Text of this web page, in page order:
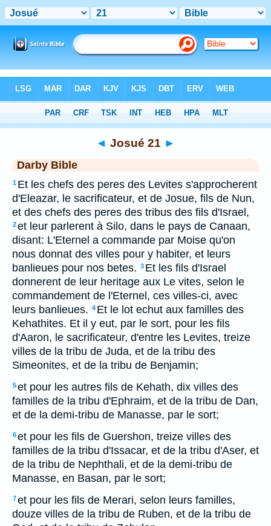
> Josué 21
◄ Josué 21 ►
Darby Bible
1 Et les chefs des peres des Levites s'approcherent
d'Eleazar, le sacrificateur, et de Josue, fils de Nun,
et des chefs des peres des tribus des fils d'Israel,
2et leur parlerent à Silo, dans le pays de Canaan,
disant: L'Eternel a commande par Moise qu'on
nous donnat des villes pour y habiter, et leurs
banlieues pour nos betes. 3 Et les fils d'Israel
donnerent de leur heritage aux Le vites, selon le
commandement de l'Eternel, ces villes-ci, avec
leurs banlieues. 4 Et le lot echut aux familles des
Kehathites. Et il y eut, par le sort, pour les fils
d'Aaron, le sacrificateur, d'entre les Levites, treize
villes de la tribu de Juda, et de la tribu des
Simeonites, et de la tribu de Benjamin;
5et pour les autres fils de Kehath, dix villes des
familles de la tribu d'Ephraim, et de la tribu de Dan,
et de la demi-tribu de Manasse, par le sort;
6et pour les fils de Guershon, treize villes des
familles de la tribu d'Issacar, et de la tribu d'Aser, et
de la tribu de Nephthali, et de la demi-tribu de
Manasse, en Basan, par le sort;
7et pour les fils de Merari, selon leurs familles,
douze villes de la tribu de Ruben, et de la tribu de